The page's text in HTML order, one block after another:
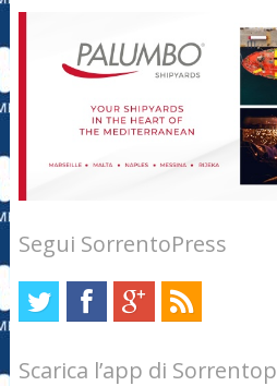
Segui SorrentoPress
Scarica l’app di